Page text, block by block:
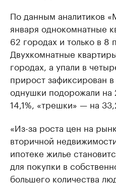
По данным аналитиков
января однокомнатные
62 городах и только в 8
Двухкомнатные
городах, а упали в
прирост зафиксирован
однушки подорожали
14,1%, «трешки» — на
«Из-за роста цен на
вторичной
ипотеке жилье
для покупки в
большего количества